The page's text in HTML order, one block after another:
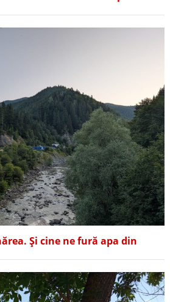
Și cine ne fură apa din